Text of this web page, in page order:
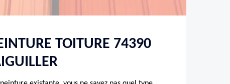
TOITURE 74390